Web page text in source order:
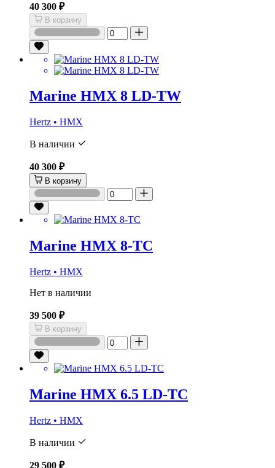
40 300 ₽
В корзину
Marine HMX 8 LD-TW
Hertz • HMX
В наличии
40 300 ₽
В корзину
Marine HMX 8-TC
Hertz • HMX
Нет в наличии
39 500 ₽
В корзину
Marine HMX 6.5 LD-TC
Hertz • HMX
В наличии
29 500 ₽